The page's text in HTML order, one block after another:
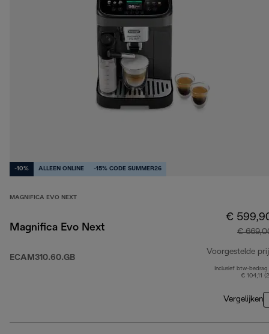
-10% ALLEEN ONLINE -15% CODE SUMMER26
MAGNIFICA EVO NEXT
Magnifica Evo Next
ECAM310.60.GB
€
€
Voorgestelde
Inclusief btw-bedrag
€ 104,11
Vergelijken